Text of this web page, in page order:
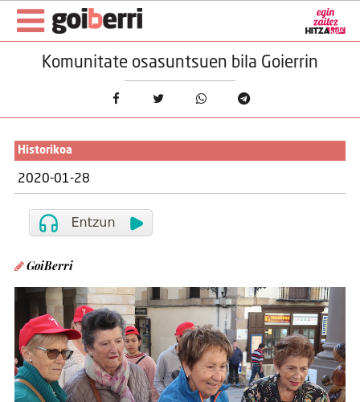
Komunitate osasuntsuen bila Goierrin
Historikoa
2020-01-28
GoiBerri